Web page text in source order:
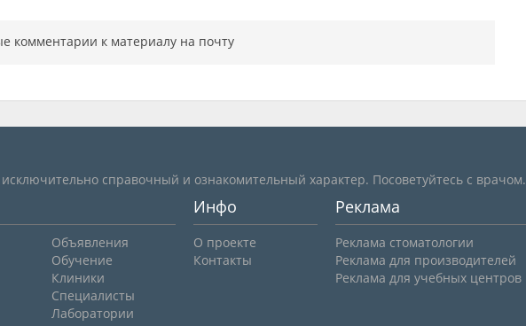
комментарии к материалу на почту
справочный и ознакомительный характер. Посоветуйтесь с врачом.
Объявления
Обучение
Клиники
Специалисты
Лаборатории
Инфо
О проекте
Контакты
Реклама
Реклама стоматологии
Реклама для производителей
Реклама для учебных центров